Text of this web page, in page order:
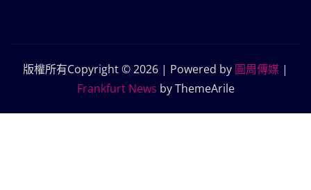
版權所有Copyright © 2026 | Powered by 圓周傳媒 |
Frankfurt News by ThemeArile